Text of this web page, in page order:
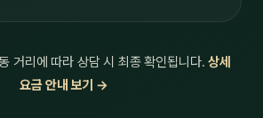
거리에 따라 상담 시 최종 확인됩니다.상세
요금 안내 보기 →